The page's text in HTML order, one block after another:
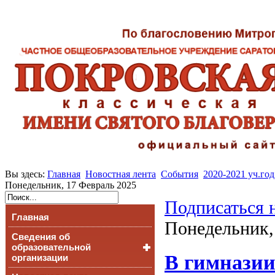
Вы здесь: Главная Новостная лента События 2020-2021 уч.год
Понедельник, 17 Февраль 2025
Главная
Сведения об
образовательной
организации
Подписаться
В